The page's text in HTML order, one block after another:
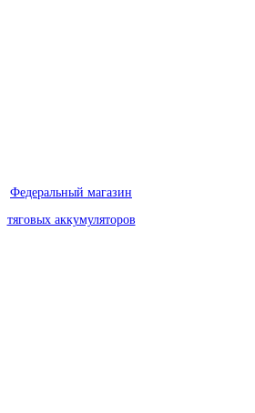
Федеральный магазин
тяговых аккумуляторов